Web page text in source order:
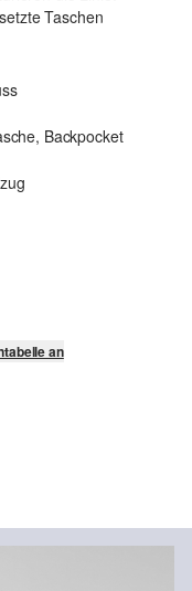
Taschen
Backpocket
an
von 3,95 € an. Fashion